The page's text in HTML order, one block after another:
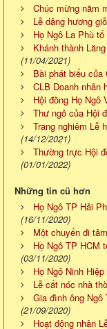
Chúc mừng năm
Lễ dâng hương
Họ Ngô La Phù
Khánh thành
(11/04/2021)
Bài phát biểu
CLB Doanh nhân
Hội đồng Họ Ngô
Thư ngỏ của Hội
Trang nghiêm Lễ
(14/12/2021)
Thường trực Hội
(01/01/2022)
Những tin cũ hơn
Họ Ngô TP Hải
(16/11/2020)
Một chuyến đi
Họ Ngô TP HCM
(03/11/2020)
Họ Ngô Ninh
Lễ cất nóc nhà
Gia đình ông Ngô
(21/09/2020)
Hoạt động nhân